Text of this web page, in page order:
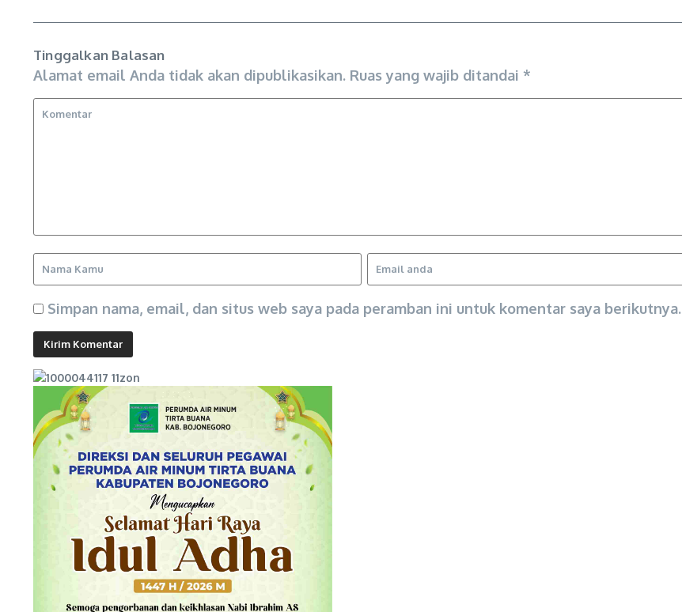
Tinggalkan Balasan
Alamat email Anda tidak akan dipublikasikan. Ruas yang wajib ditandai *
Simpan nama, email, dan situs web saya pada peramban ini untuk komentar saya berikutnya.